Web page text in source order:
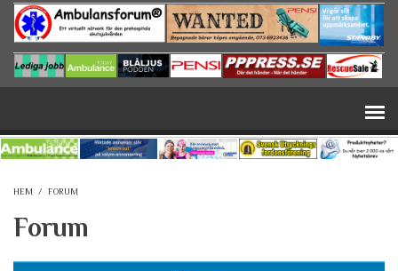
Hoppa till huvudinnehåll
HEM / FORUM
Forum